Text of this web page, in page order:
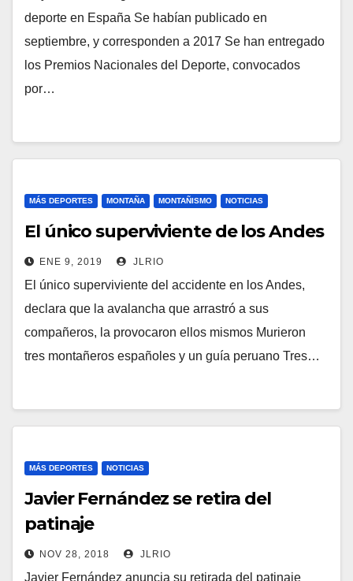
deporte en España Se habían publicado en
septiembre, y corresponden a 2017 Se han entregado
los Premios Nacionales del Deporte, convocados
por…
MÁS DEPORTES MONTAÑA MONTAÑISMO NOTICIAS
El único superviviente de los Andes
ENE 9, 2019 JLRIO
El único superviviente del accidente en los Andes,
declara que la avalancha que arrastró a sus
compañeros, la provocaron ellos mismos Murieron
tres montañeros españoles y un guía peruano Tres…
MÁS DEPORTES NOTICIAS
Javier Fernández se retira del
patinaje
NOV 28, 2018 JLRIO
Javier Fernández anuncia su retirada del patinaje